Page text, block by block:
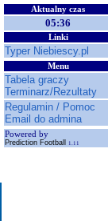
Aktualny czas
05:36
Linki
Typer Niebiescy.pl
Menu
Tabela graczy
Terminarz/Rezultaty
Regulamin / Pomoc
Email do admina
Powered by
Prediction Football 1.11